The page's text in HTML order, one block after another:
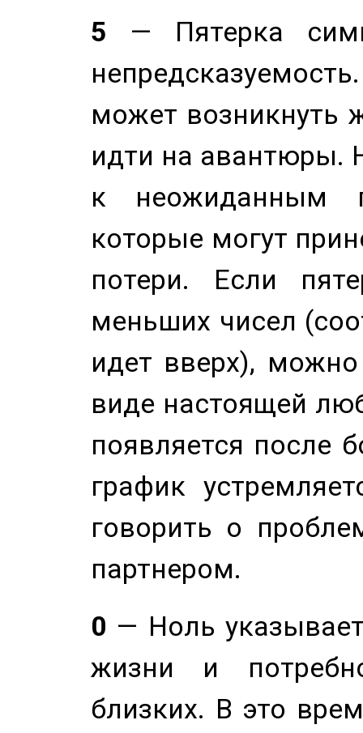
5 — Пятерка
может возникнуть
идти на авантюры.
к неожиданным
которые могут
потери. Если
меньших чисел
идет вверх),
виде настоящей
появляется после
график
говорить о
партнером.
0 — Ноль
жизни и
близких. В это